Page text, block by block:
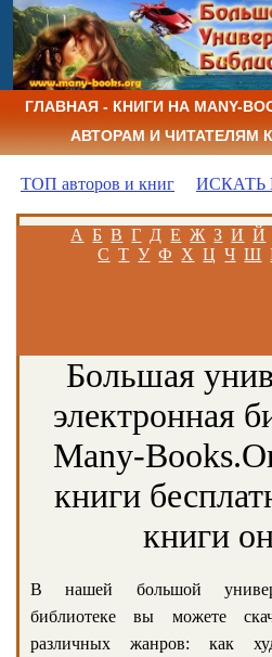
ГЛАВНАЯ - КНИГИ НА MANY-
АВТОРАМ И ЧИТАТЕЛЯМ
ТОП авторов и книг ИСКАТЬ
А Б В Г Д Е Ж З И Й
С Т У Ф Х Ц Ч Ш
Большая
электронная
Many-
книги
книги
В нашей большой
библиотеке вы можете
различных жанров: как